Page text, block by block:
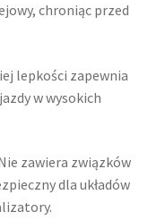
chroniąc przed
lepkości zapewnia
w wysokich
zawiera związków
dla układów